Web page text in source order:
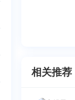
相关推荐